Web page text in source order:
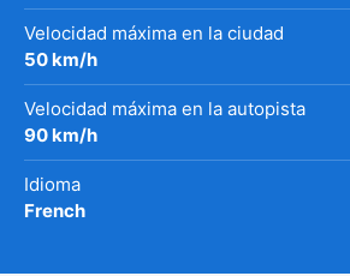
Velocidad máxima en la ciudad
50 km/h
Velocidad máxima en la autopista
90 km/h
Idioma
French